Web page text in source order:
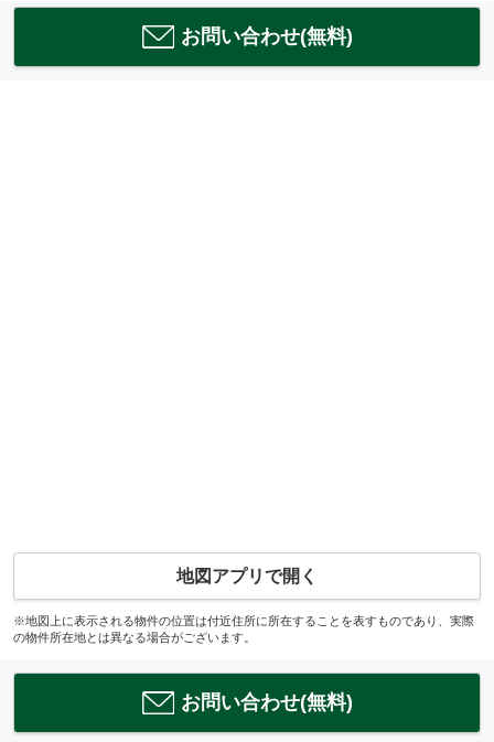
お問い合わせ(無料)
地図アプリで開く
※地図上に表示される物件の位置は付近住所に所在することを表すものであり、実際
の物件所在地とは異なる場合がございます。
お問い合わせ(無料)